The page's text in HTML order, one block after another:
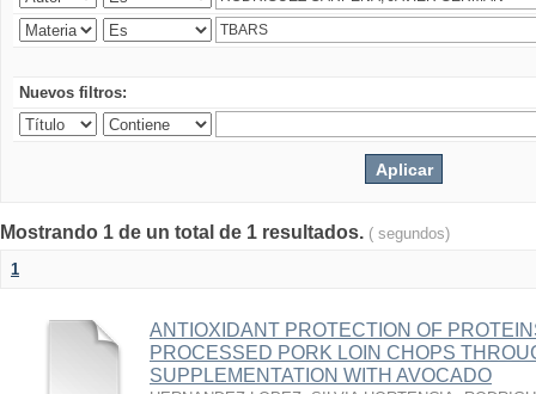
Nuevos filtros:
Mostrando 1 de un total de 1 resultados. ( segundos)
1
ANTIOXIDANT PROTECTION OF
PROCESSED PORK LOIN CHOPS
SUPPLEMENTATION WITH AVOCADO